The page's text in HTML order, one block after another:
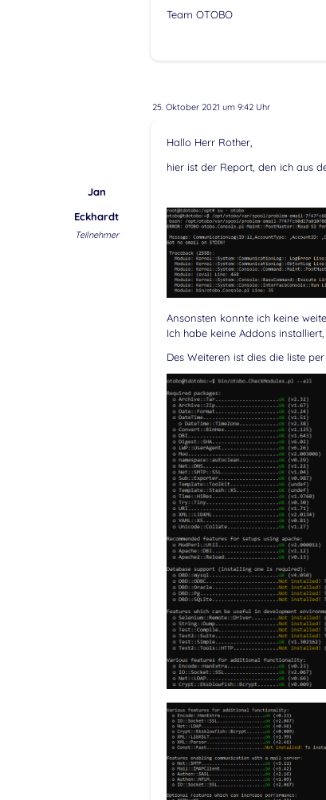
Team OTOBO
25. Oktober 2021 um 9:42 Uhr
Jan
Eckhardt
Teilnehmer
Hallo Herr Rother,
hier ist der Report, den ich aus
Ansonsten konnte ich keine
Ich habe keine Addons
Des Weiteren ist dies die liste